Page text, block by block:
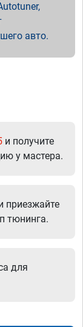
авто.
и получите
у мастера.
приезжайте
тюнинга.
для